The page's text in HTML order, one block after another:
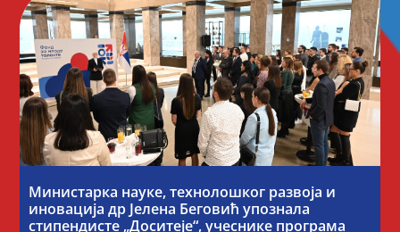
Министарка науке, технолошког развоја и
иновација др Јелена Беговић упознала
стипендисте „Доситеје“, учеснике програма